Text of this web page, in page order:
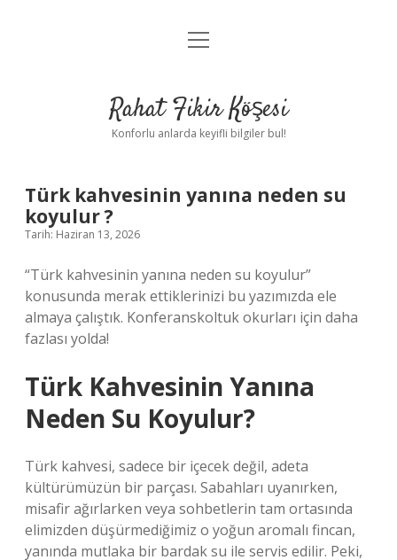
Anasayfa
Yasal Uyarı
menüyü
Rahat Fikir Köşesi
Konforlu anlarda keyifli bilgiler bul!
Türk kahvesinin yanına neden su
koyulur ?
Tarih: Haziran 13, 2026
“Türk kahvesinin yanına neden su koyulur”
konusunda merak ettiklerinizi bu yazımızda ele
almaya çalıştık. Konferanskoltuk okurları için daha
fazlası yolda!
Türk Kahvesinin Yanına
Neden Su Koyulur?
Türk kahvesi, sadece bir içecek değil, adeta
kültürümüzün bir parçası. Sabahları uyanırken,
misafir ağırlarken veya sohbetlerin tam ortasında
elimizden düşürmediğimiz o yoğun aromalı fincan,
yanında mutlaka bir bardak su ile servis edilir. Peki,